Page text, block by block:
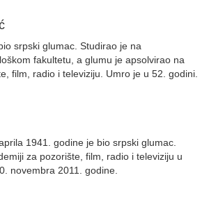
srpski glumac. Studirao je na
fakultetu, a glumu je apsolvirao na
film, radio i televiziju. Umro je u 52. godini.
1941. godine je bio srpski glumac.
za pozorište, film, radio i televiziju u
novembra 2011. godine.